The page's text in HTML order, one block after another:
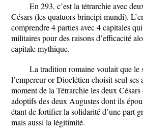
En 293, c’est la tétrarchie avec
Césars (les quatuors brincipi mundi).
comprendre 4 parties avec 4 capitales
militaires pour des raisons d’efficacité
capitale mythique.
La tradition romaine voulait que le
l’empereur or Dioclétien choisit seul ses
moment de la Tétrarchie les deux
adoptifs des deux Augustes dont ils
étant de fortifier la solidarité d’une part
mais aussi la légitimité.